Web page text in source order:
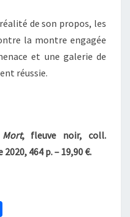
de son propos, les
la montre engagée
et une galerie de
réussie.
, fleuve noir, coll.
464 p. – 19,90 €.